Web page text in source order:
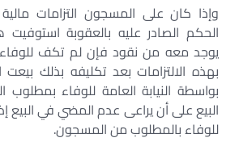
وإذا كان على المسجون التزامات
الحكم الصادر عليه بالعقوبة استوفيت
يوجد معه من نقود فإن لم تكف
بهذه الالتزامات بعد تكليفه بذلك
بواسطة النيابة العامة للوفاء
البيع على أن يراعى عدم المضي في البيع
للوفاء بالمطلوب من المسجون.